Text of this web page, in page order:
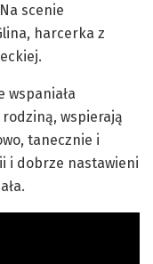
scenie
harcerka z
wspaniała
wspierają
tanecznie i
i dobrze nastawieni